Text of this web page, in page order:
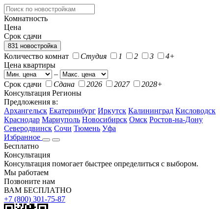
Комнатность
Цена
Срок сдачи
831 новостройка
Количество комнат Студия 1 2 3
4+
Цена квартиры
–
Срок сдачи
Сдана 2026 2027
2028+
Консультация Регионы
Предложения в:
Архангельск Екатеринбург Иркутск Калининград Кисловодск
Краснодар Мариуполь Новосибирск Омск Ростов-на-Дону
Северодвинск Сочи Тюмень Уфа
Избранное
Бесплатно
Консультация
Консультация помогает быстрее определиться с выбором.
Мы работаем
Позвоните нам
ВАМ БЕСПЛАТНО
+7 (800) 301-75-87